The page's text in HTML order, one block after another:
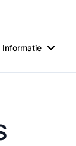
Informatie